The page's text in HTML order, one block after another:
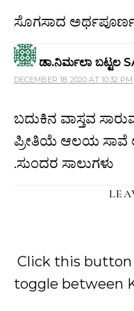
ಸೊಗಸಾದ
ಡಾ.ನಿರ್ಮಲಾ ಬಟ್ಟಲ
DECEMBER 18, 2020 AT 10:32 PM
ಬದುಕಿನ ವಾಸ್ತವ
ಪ್ರೀತಿಯೆ ಆಲಯ ಸಾವೆ
.ಸುಂದರ ಸಾಲುಗಳು
Click this button
toggle between